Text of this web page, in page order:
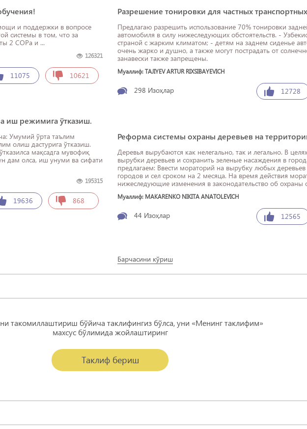
и поддержки в вопросе
2 СОРа и ...
126321
11075 10621
иш режимига ўтказиш.
олиш дастурига ўтказиш.
мақсадга мувофиқ
дам олса, иш унуми ва сифати
195315
19636 868
Разрешение тонировки для частных
Предлагаю разрешить использование 70% тонировки
автомобиля в силу нижеследующих обстоятельств. -
страной с жарким климатом; - детям на заднем сиденье
очень жарко и душно, а также могут пострадать от
занавески также запрещены.
Муаллиф: TAJIYEV ARTUR RIXSIBAYEVICH
298 Изоҳлар 12728
Реформа системы охраны деревьев на
Деревья вырубаются как нелегально, так и легально. В
вырубки деревьев и сохранить зеленые насаждения в
предлагаем: Ввести мораторий на вырубку любых деревьев на территории
городов и сел сроком на 2 месяца. На время действия
нижеследующие изменения в законодательство об
Муаллиф: MAKARENKO NIKITA ANATOLEVICH
44 Изоҳлар 12565
Барчасини кўриш
такомиллаштириш бўйича таклифингиз бўлса, уни «Менинг таклифим»
махсус бўлимида жойлаштиринг
Таклиф бериш